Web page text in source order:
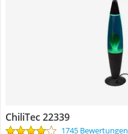
ChiliTec 22339
1745 Bewertungen